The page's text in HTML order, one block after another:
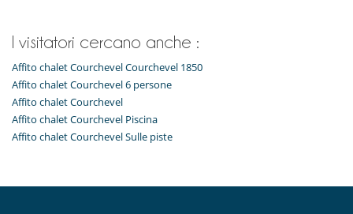
Divertimenti ed attività sportive
Hammam
Piscina interna
Sala fitness
Sala massaggi
Sauna
Ski room
Tivù
Cucina completamente fornita
I visitatori cercano anche :
Affito chalet Courchevel Courchevel 1850
Affito chalet Courchevel 6 persone
Affito chalet Courchevel
Affito chalet Courchevel Piscina
Affito chalet Courchevel Sulle piste